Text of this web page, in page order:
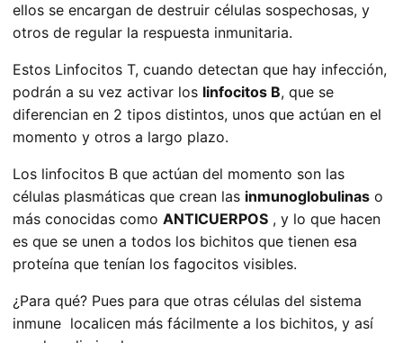
ellos se encargan de destruir células sospechosas, y
otros de regular la respuesta inmunitaria.
Estos Linfocitos T, cuando detectan que hay infección,
podrán a su vez activar los linfocitos B, que se
diferencian en 2 tipos distintos, unos que actúan en el
momento y otros a largo plazo.
Los linfocitos B que actúan del momento son las
células plasmáticas que crean las inmunoglobulinas o
más conocidas como ANTICUERPOS , y lo que hacen
es que se unen a todos los bichitos que tienen esa
proteína que tenían los fagocitos visibles.
¿Para qué? Pues para que otras células del sistema
inmune localicen más fácilmente a los bichitos, y así